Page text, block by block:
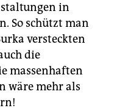
in
So schützt man
versteckten
die
massenhaften
wäre mehr als